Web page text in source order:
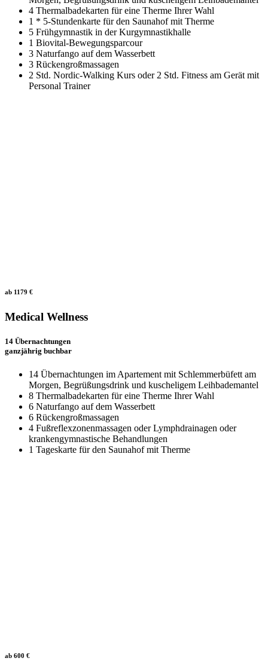
4 Thermalbadekarten für eine Therme Ihrer Wahl
1 * 5-Stundenkarte für den Saunahof mit Therme
5 Frühgymnastik in der Kurgymnastikhalle
1 Biovital-Bewegungsparcour
3 Naturfango auf dem Wasserbett
3 Rückengroßmassagen
2 Std. Nordic-Walking Kurs oder 2 Std. Fitness am Gerät mit
Personal Trainer
ab 1179 €
Medical Wellness
14 Übernachtungen
ganzjährig buchbar
14 Übernachtungen im Apartement mit Schlemmerbüfett am
Morgen, Begrüßungsdrink und kuscheligem Leihbademantel
8 Thermalbadekarten für eine Therme Ihrer Wahl
6 Naturfango auf dem Wasserbett
6 Rückengroßmassagen
4 Fußreflexzonenmassagen oder Lymphdrainagen oder
krankengymnastische Behandlungen
1 Tageskarte für den Saunahof mit Therme
ab 600 €